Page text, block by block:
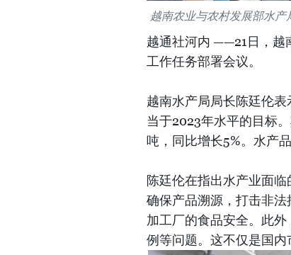
越南农业与农村发展部水
越通社河内 ——21日，越
工作任务部署会议。
越南水产局局长陈廷伦
当于2023年水平的目标
吨，同比增长5%。水产
陈廷伦在指出水产业面
确保产品溯源，打击非
加工厂的食品安全。此
例等问题。这不仅是国内